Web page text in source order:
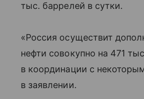
тыс. баррелей в сутки.
«Россия осуществит
нефти совокупно на 471
в координации с
в заявлении.